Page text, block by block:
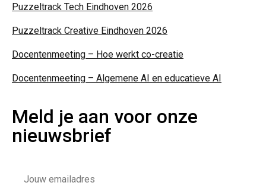
Puzzeltrack Tech Eindhoven 2026
Puzzeltrack Creative Eindhoven 2026
Docentenmeeting – Hoe werkt co-creatie
Docentenmeeting – Algemene AI en educatieve AI
Meld je aan voor onze
nieuwsbrief